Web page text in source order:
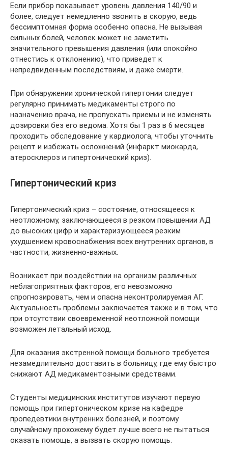
Если прибор показывает уровень давления 140/90 и
более, следует немедленно звонить в скорую, ведь
бессимптомная форма особенно опасна. Не вызывая
сильных болей, человек может не заметить
значительного превышения давления (или спокойно
отнестись к отклонению), что приведет к
непредвиденным последствиям, и даже смерти.
При обнаружении хронической гипертонии следует
регулярно принимать медикаменты строго по
назначению врача, не пропускать приемы и не изменять
дозировки без его ведома. Хотя бы 1 раз в 6 месяцев
проходить обследование у кардиолога, чтобы уточнить
рецепт и избежать осложнений (инфаркт миокарда,
атеросклероз и гипертонический криз).
Гипертонический криз
Гипертонический криз – состояние, относящееся к
неотложному, заключающееся в резком повышении АД
до высоких цифр и характеризующееся резким
ухудшением кровоснабжения всех внутренних органов, в
частности, жизненно-важных.
Возникает при воздействии на организм различных
неблагоприятных факторов, его невозможно
спрогнозировать, чем и опасна неконтролируемая АГ.
Актуальность проблемы заключается также и в том, что
при отсутствии своевременной неотложной помощи
возможен летальный исход.
Для оказания экстренной помощи больного требуется
незамедлительно доставить в больницу, где ему быстро
снижают АД медикаментозными средствами.
Студенты медицинских институтов изучают первую
помощь при гипертоническом кризе на кафедре
пропедевтики внутренних болезней, и поэтому
случайному прохожему будет лучше всего не пытаться
оказать помощь, а вызвать скорую помощь.